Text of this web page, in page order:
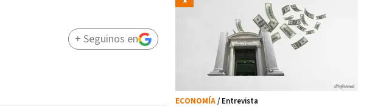
+ Seguinos en
ECONOMÍA/ Entrevista